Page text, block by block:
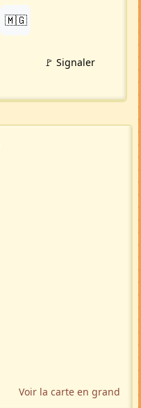
🇲🇬
🚩 Signaler
Voir la carte en grand